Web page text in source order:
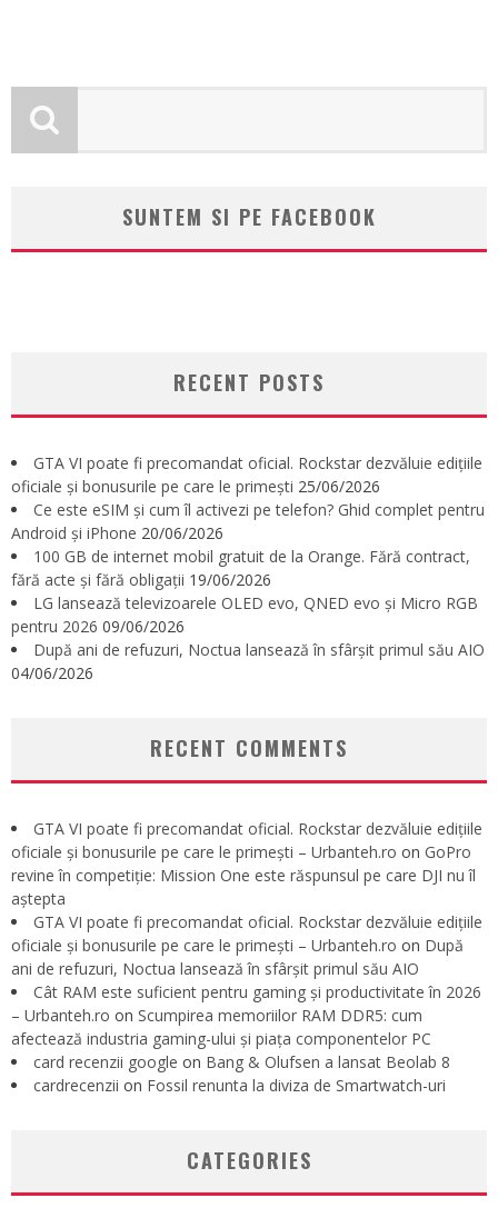
SUNTEM SI PE FACEBOOK
RECENT POSTS
GTA VI poate fi precomandat oficial. Rockstar dezvăluie edițiile
oficiale și bonusurile pe care le primești 25/06/2026
Ce este eSIM și cum îl activezi pe telefon? Ghid complet pentru
Android și iPhone 20/06/2026
100 GB de internet mobil gratuit de la Orange. Fără contract,
fără acte și fără obligații 19/06/2026
LG lansează televizoarele OLED evo, QNED evo și Micro RGB
pentru 2026 09/06/2026
După ani de refuzuri, Noctua lansează în sfârșit primul său AIO
04/06/2026
RECENT COMMENTS
GTA VI poate fi precomandat oficial. Rockstar dezvăluie edițiile
oficiale și bonusurile pe care le primești – Urbanteh.ro on GoPro
revine în competiție: Mission One este răspunsul pe care DJI nu îl
aștepta
GTA VI poate fi precomandat oficial. Rockstar dezvăluie edițiile
oficiale și bonusurile pe care le primești – Urbanteh.ro on După
ani de refuzuri, Noctua lansează în sfârșit primul său AIO
Cât RAM este suficient pentru gaming și productivitate în 2026
– Urbanteh.ro on Scumpirea memoriilor RAM DDR5: cum
afectează industria gaming-ului și piața componentelor PC
card recenzii google on Bang & Olufsen a lansat Beolab 8
cardrecenzii on Fossil renunta la diviza de Smartwatch-uri
CATEGORIES